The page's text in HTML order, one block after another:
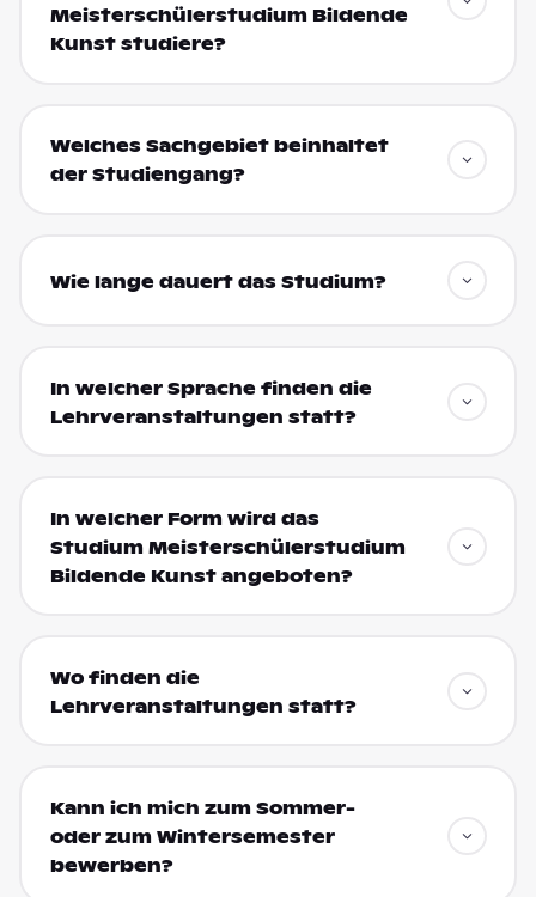
Meisterschülerstudium Bildende
Kunst studiere?
Welches Sachgebiet beinhaltet
der Studiengang?
Wie lange dauert das Studium?
In welcher Sprache finden die
Lehrveranstaltungen statt?
In welcher Form wird das
Studium Meisterschülerstudium
Bildende Kunst angeboten?
Wo finden die
Lehrveranstaltungen statt?
Kann ich mich zum Sommer-
oder zum Wintersemester
bewerben?